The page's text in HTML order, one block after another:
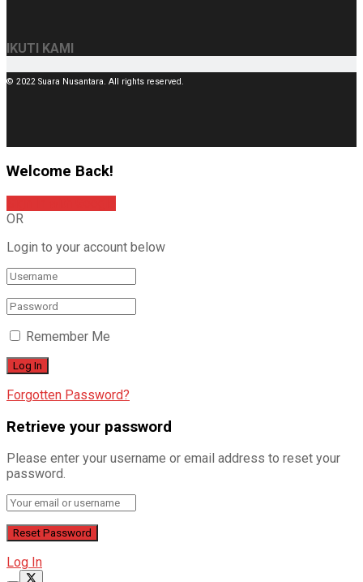
IKUTI KAMI
© 2022 Suara Nusantara. All rights reserved.
Welcome Back!
OR
Login to your account below
Remember Me
Forgotten Password?
Retrieve your password
Please enter your username or email address to reset your
password.
Log In